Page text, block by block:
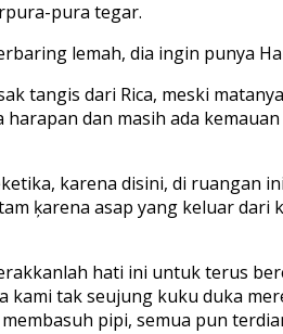
pura tegar.
lemah, dia ingin punya
tangis dari Rica, meski
dan masih ada
karena disini, di ruangan
ķarena asap yang keluar dari
hati ini untuk terus
tak seujung kuku duka
pipi, semua pun